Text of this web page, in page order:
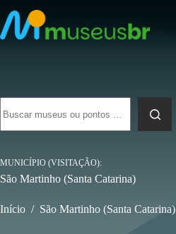
para
o
conteúdo
resultados
MUNICÍPIO (VISITAÇÃO)
São Martinho (Santa Catarina)
Início / São Martinho (Santa Catarina)